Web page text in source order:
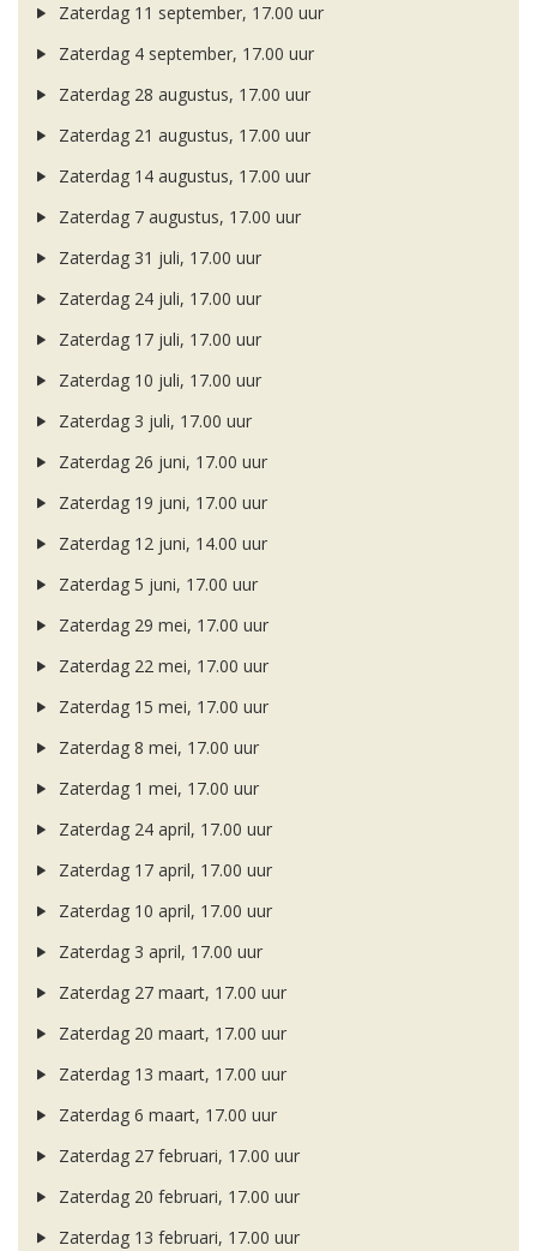
Zaterdag 11 september, 17.00 uur
Zaterdag 4 september, 17.00 uur
Zaterdag 28 augustus, 17.00 uur
Zaterdag 21 augustus, 17.00 uur
Zaterdag 14 augustus, 17.00 uur
Zaterdag 7 augustus, 17.00 uur
Zaterdag 31 juli, 17.00 uur
Zaterdag 24 juli, 17.00 uur
Zaterdag 17 juli, 17.00 uur
Zaterdag 10 juli, 17.00 uur
Zaterdag 3 juli, 17.00 uur
Zaterdag 26 juni, 17.00 uur
Zaterdag 19 juni, 17.00 uur
Zaterdag 12 juni, 14.00 uur
Zaterdag 5 juni, 17.00 uur
Zaterdag 29 mei, 17.00 uur
Zaterdag 22 mei, 17.00 uur
Zaterdag 15 mei, 17.00 uur
Zaterdag 8 mei, 17.00 uur
Zaterdag 1 mei, 17.00 uur
Zaterdag 24 april, 17.00 uur
Zaterdag 17 april, 17.00 uur
Zaterdag 10 april, 17.00 uur
Zaterdag 3 april, 17.00 uur
Zaterdag 27 maart, 17.00 uur
Zaterdag 20 maart, 17.00 uur
Zaterdag 13 maart, 17.00 uur
Zaterdag 6 maart, 17.00 uur
Zaterdag 27 februari, 17.00 uur
Zaterdag 20 februari, 17.00 uur
Zaterdag 13 februari, 17.00 uur